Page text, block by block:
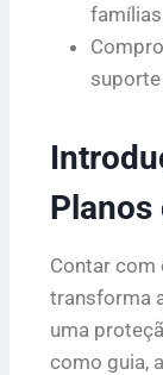
Planos
Contar com
transforma
uma
como guia,